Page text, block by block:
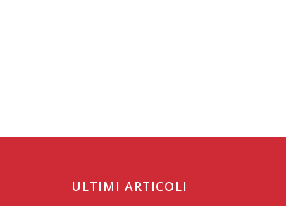
ULTIMI ARTICOLI